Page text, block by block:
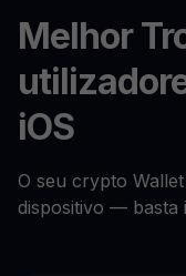
Melhor
iOS
O seu crypto
dispositivo — basta